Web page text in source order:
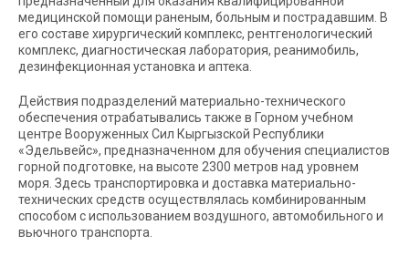
медицинской помощи раненым, больным и пострадавшим. В
его составе хирургический комплекс, рентгенологический
комплекс, диагностическая лаборатория, реанимобиль,
дезинфекционная установка и аптека.
Действия подразделений материально-технического
обеспечения отрабатывались также в Горном учебном
центре Вооруженных Сил Кыргызской Республики
«Эдельвейс», предназначенном для обучения специалистов
горной подготовке, на высоте 2300 метров над уровнем
моря. Здесь транспортировка и доставка материально-
технических средств осуществлялась комбинированным
способом с использованием воздушного, автомобильного и
вьючного транспорта.